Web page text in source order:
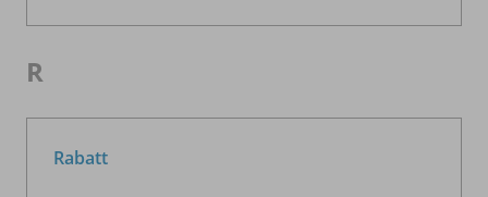
R
Rabatt